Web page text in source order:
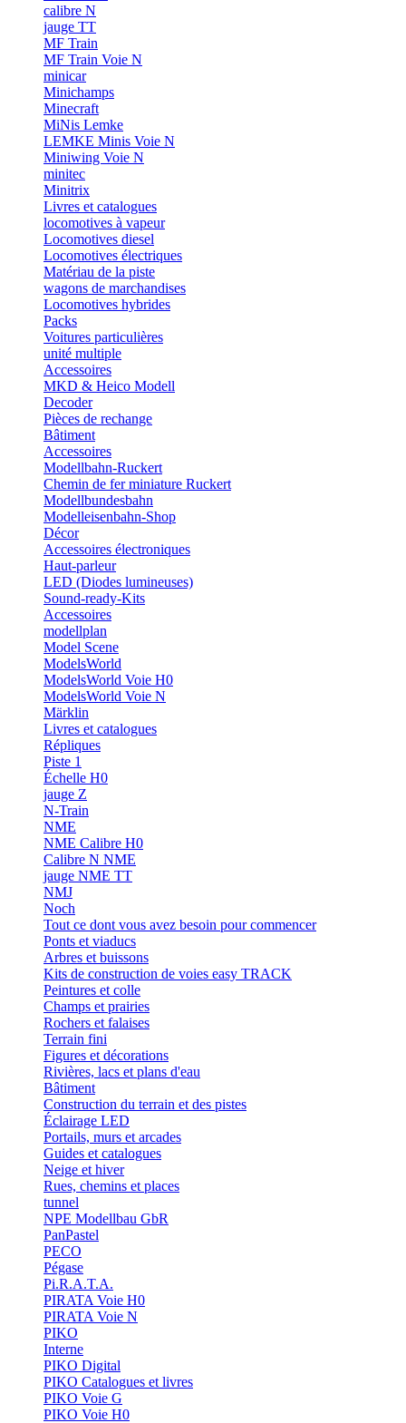
calibre N
jauge TT
MF Train
MF Train Voie N
minicar
Minichamps
Minecraft
MiNis Lemke
LEMKE Minis Voie N
Miniwing Voie N
minitec
Minitrix
Livres et catalogues
locomotives à vapeur
Locomotives diesel
Locomotives électriques
Matériau de la piste
wagons de marchandises
Locomotives hybrides
Packs
Voitures particulières
unité multiple
Accessoires
MKD & Heico Modell
Decoder
Pièces de rechange
Bâtiment
Accessoires
Modellbahn-Ruckert
Chemin de fer miniature Ruckert
Modellbundesbahn
Modelleisenbahn-Shop
Décor
Accessoires électroniques
Haut-parleur
LED (Diodes lumineuses)
Sound-ready-Kits
Accessoires
modellplan
Model Scene
ModelsWorld
ModelsWorld Voie H0
ModelsWorld Voie N
Märklin
Livres et catalogues
Répliques
Piste 1
Échelle H0
jauge Z
N-Train
NME
NME Calibre H0
Calibre N NME
jauge NME TT
NMJ
Noch
Tout ce dont vous avez besoin pour commencer
Ponts et viaducs
Arbres et buissons
Kits de construction de voies easy TRACK
Peintures et colle
Champs et prairies
Rochers et falaises
Terrain fini
Figures et décorations
Rivières, lacs et plans d'eau
Bâtiment
Construction du terrain et des pistes
Éclairage LED
Portails, murs et arcades
Guides et catalogues
Neige et hiver
Rues, chemins et places
tunnel
NPE Modellbau GbR
PanPastel
PECO
Pégase
Pi.R.A.T.A.
PIRATA Voie H0
PIRATA Voie N
PIKO
Interne
PIKO Digital
PIKO Catalogues et livres
PIKO Voie G
PIKO Voie H0